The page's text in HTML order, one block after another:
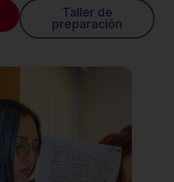
Taller de
preparación